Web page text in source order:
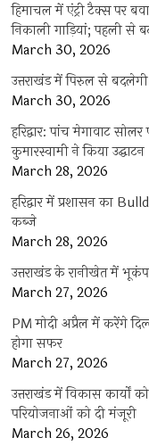
हिमाचल में एंट्री टैक्स पर
निकाली गाड़ियां; पहली से
March 30, 2026
उत्तराखंड में पिरुल से
March 30, 2026
हरिद्वार: पांच मेगावाट सोलर
कुमारस्वामी ने किया उद्घाटन
March 28, 2026
हरिद्वार में प्रशासन का
कब्जे
March 28, 2026
उत्तराखंड के रानीखेत में
March 27, 2026
PM मोदी अप्रैल में करेंगे
होगा सफर
March 27, 2026
उत्तराखंड में विकास कार्यों
परियोजनाओं को दी मंजूरी
March 26, 2026